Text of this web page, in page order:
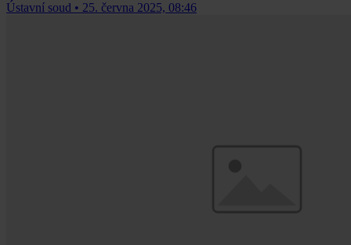
Ústavní soud • 25. června 2025, 08:46